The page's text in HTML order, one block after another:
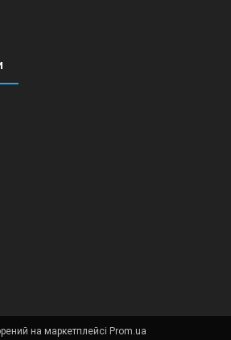
на маркетплейсі Prom.ua